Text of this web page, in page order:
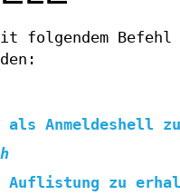
folgendem
als Anmeldeshell
Auflistung zu